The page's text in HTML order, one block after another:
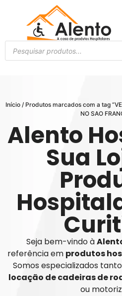
Início/ Produtos marcados com a tag
NO SAO
Alento
Sua
Seja bem-vindo à
referência em produtos
Somos especializados
locação de cadeiras de
ou